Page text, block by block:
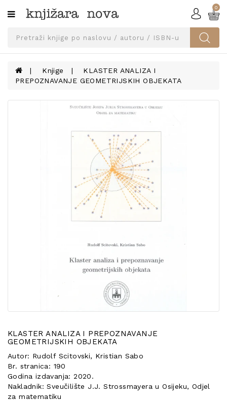
Kategorije
SVEUČILIŠNA
UDŽBENICI
0
Knjige
KLASTER ANALIZA I
PREPOZNAVANJE GEOMETRIJSKIH OBJEKATA
KLASTER ANALIZA I PREPOZNAVANJE
GEOMETRIJSKIH OBJEKATA
Autor: Rudolf Scitovski, Kristian Sabo
Br. stranica: 190
Godina izdavanja: 2020.
Nakladnik: Sveučilište J.J. Strossmayera u Osijeku, Odjel
za matematiku